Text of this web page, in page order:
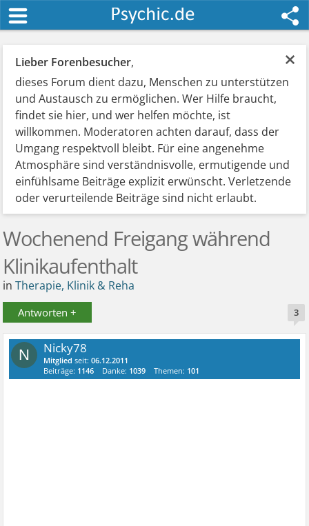
×
Lieber Forenbesucher,
dieses Forum dient dazu, Menschen zu unterstützen
und Austausch zu ermöglichen. Wer Hilfe braucht,
findet sie hier, und wer helfen möchte, ist
willkommen. Moderatoren achten darauf, dass der
Umgang respektvoll bleibt. Für eine angenehme
Atmosphäre sind verständnisvolle, ermutigende und
einfühlsame Beiträge explizit erwünscht. Verletzende
oder verurteilende Beiträge sind nicht erlaubt.
Wochenend Freigang während
Klinikaufenthalt
inTherapie, Klinik & Reha
Antworten + 3
N Nicky78
Mitglied seit:06.12.2011
Beiträge: 1146 Danke: 1039 Themen: 101